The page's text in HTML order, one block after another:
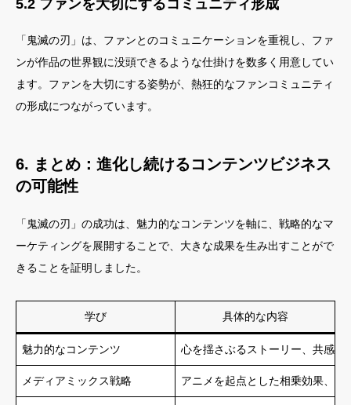
5.2 ファンを大切にするコミュニティ形成
「鬼滅の刃」は、ファンとのコミュニケーションを重視し、ファ
ンが作品の世界観に没頭できるような仕掛けを数多く用意してい
ます。ファンを大切にする姿勢が、熱狂的なファンコミュニティ
の形成につながっています。
6. まとめ：進化し続けるコンテンツビジネス
の可能性
「鬼滅の刃」の成功は、魅力的なコンテンツを軸に、戦略的なマ
ーケティングを展開することで、大きな成果を生み出すことがで
きることを証明しました。
学び 具体的な内容
魅力的なコンテンツ 心を揺さぶるストーリー、共感で
メディアミックス戦略 アニメを起点とした相乗効果、多